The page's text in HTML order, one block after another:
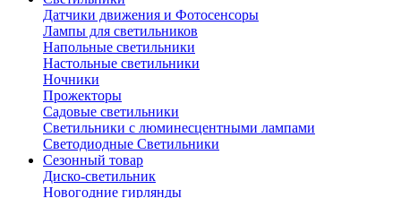
Датчики движения и Фотосенсоры
Лампы для светильников
Напольные светильники
Настольные светильники
Ночники
Прожекторы
Садовые светильники
Светильники с люминесцентными лампами
Светодиодные Светильники
Сезонный товар
Диско-светильник
Новогодние гирлянды